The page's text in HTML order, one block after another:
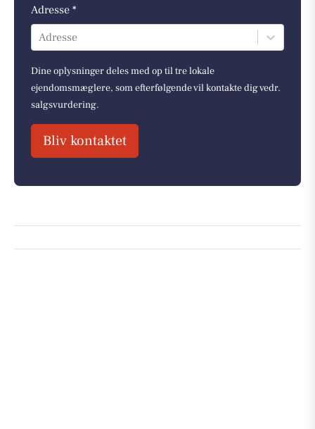
Adresse *
Adresse
Dine oplysninger deles med op til tre lokale
ejendomsmæglere, som efterfølgende vil kontakte dig vedr.
salgsvurdering.
Bliv kontaktet